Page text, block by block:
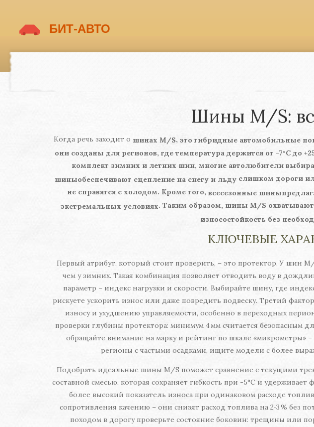
Шины M/S:
Когда речь заходит о шинах M/S, это гибридные автомобильные
они созданы для регионов, где температура держится от -7°C до
комплект зимних и летних шин, многие автолюбители
шиныобеспечивают сцепление на снегу и льдуслишком дороги
не справятся с холодом. Кроме того, всесезонные шины
экстремальных условиях. Таким образом, шины M/S
износостойкость без
КЛЮЧЕВЫЕ
Первый атрибут, который стоит проверить, – это протектор. У шин
чем у зимних. Такая комбинация позволяет отводить воду в
параметр – индекс нагрузки и скорости. Выбирайте шину, где
рискуете ускорить износ или даже повредить подвеску. Третий
износу и ухудшению управляемости, особенно в переходных
проверки глубины протектора: минимум 4 мм считается безопасным
обращайте внимание на марку и рейтинг по шкале «микрометры»
регионы с частыми осадками, ищите модели с более
Подобрать идеальные шины M/S поможет сравнение с текущими
составной смесью, которая сохраняет гибкость при -5°C и
более высокий показатель износа при одинаковом расходе
сопротивления качению – они снизят расход топлива на 2‑3 % без
походом в дорогу проверьте состояние боковин: трещины или